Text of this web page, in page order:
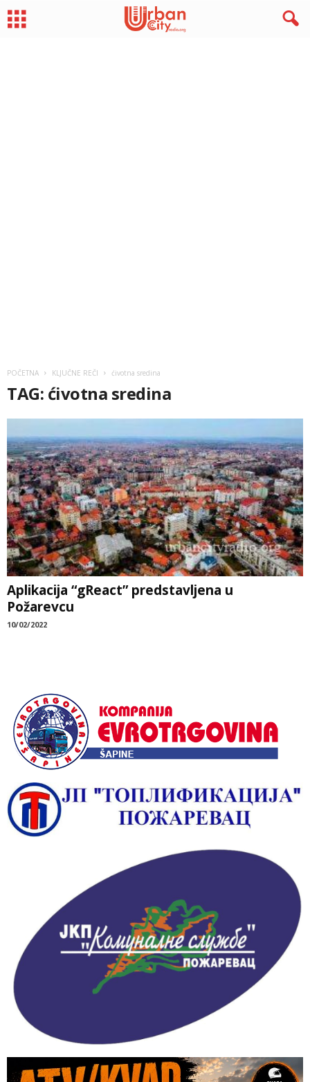
POČETNA KLJUČNE REČI ćivotna sredina
TAG: ćivotna sredina
Aplikacija “gReact” predstavljena u
Požarevcu
10/02/2022